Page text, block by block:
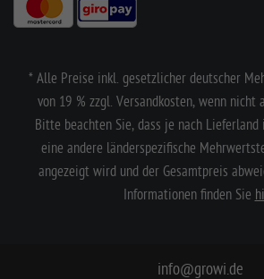
* Alle Preise inkl. gesetzlicher deutscher
von 19 % zzgl. Versandkosten, wenn nicht
Bitte beachten Sie, dass je nach Lieferland
eine andere länderspezifische
angezeigt wird und der Gesamtpreis
Informationen finden Sie
info@growi.de